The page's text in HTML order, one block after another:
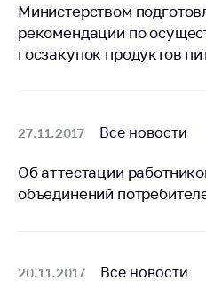
средства, изделия
медицинского
назначения и
по установлению
(отсутствия)
нарушения
Предостережения и
Министерством
рекомендации по
госзакупок продуктов
27.11.2017 Все новости
Об аттестации
объединений
20.11.2017 Все новости